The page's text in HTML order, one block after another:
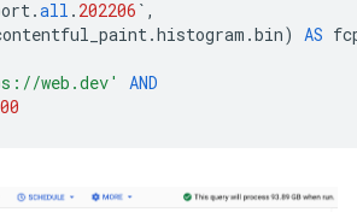
.all . 202206 ` ,
.histogram .bin) AS
web.dev'
AND